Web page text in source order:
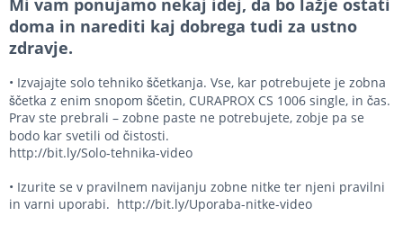
doma in narediti kaj dobrega tudi za ustno
zdravje.
• Izvajajte solo tehniko ščetkanja. Vse, kar potrebujete je zobna
ščetka z enim snopom ščetin, CURAPROX CS 1006 single, in čas.
Prav ste prebrali – zobne paste ne potrebujete, zobje pa se
bodo kar svetili od čistosti.
http://bit.ly/Solo-tehnika-video
• Izurite se v pravilnem navijanju zobne nitke ter njeni pravilni
in varni uporabi. http://bit.ly/Uporaba-nitke-video